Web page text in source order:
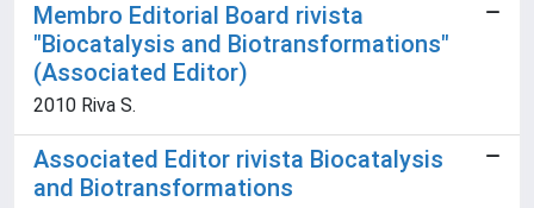
Membro Editorial Board rivista
"Biocatalysis and Biotransformations"
(Associated Editor)
2010 Riva S.
Associated Editor rivista Biocatalysis
and Biotransformations